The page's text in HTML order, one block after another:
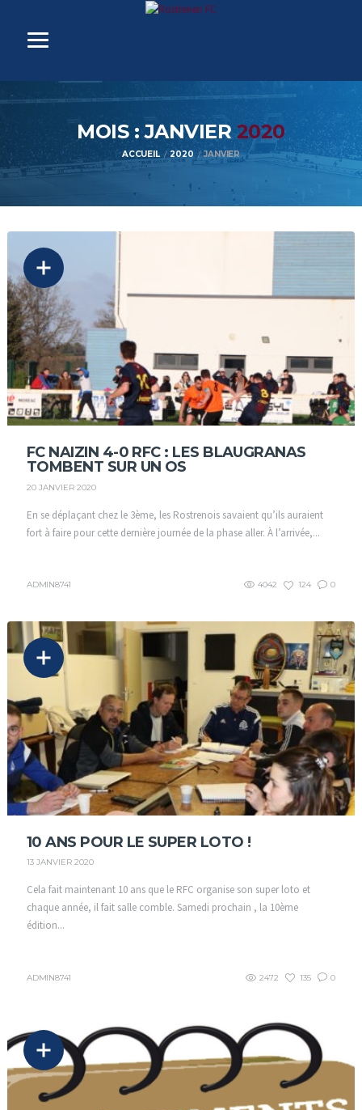
MOIS : JANVIER2020
ACCUEIL 2020 JANVIER
FC NAIZIN 4-0 RFC : LES BLAUGRANAS
TOMBENT SUR UN OS
20 JANVIER 2020
En se déplaçant chez le 3ème, les Rostrenois savaient qu’ils auraient
fort à faire pour cette dernière journée de la phase aller. À l’arrivée,...
ADMIN8741 4042 124 0
10 ANS POUR LE SUPER LOTO !
13 JANVIER 2020
Cela fait maintenant 10 ans que le RFC organise son super loto et
chaque année, il fait salle comble. Samedi prochain , la 10ème
édition...
ADMIN8741 2472 135 0